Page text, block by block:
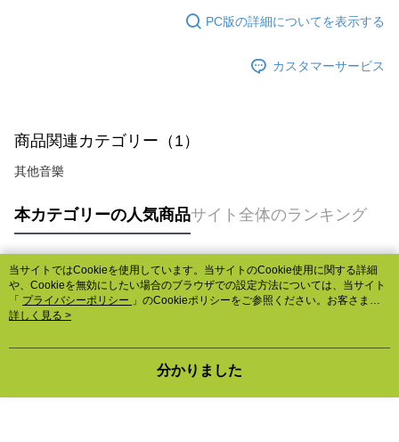
PC版の詳細についてを表示する
カスタマーサービス
商品関連カテゴリー（1）
其他音樂
本カテゴリーの人気商品サイト全体のランキング
人気タグ
当サイトではCookieを使用しています。当サイトのCookie使用に関する詳細
や、Cookieを無効にしたい場合のブラウザでの設定方法については、当サイト
「 プライバシーポリシー 」のCookieポリシーをご参照ください。お客さま
が、当サイトを引き続き使用される場合、当社がサイト利用規約のCookieポリ
詳しく見る >
分かりました